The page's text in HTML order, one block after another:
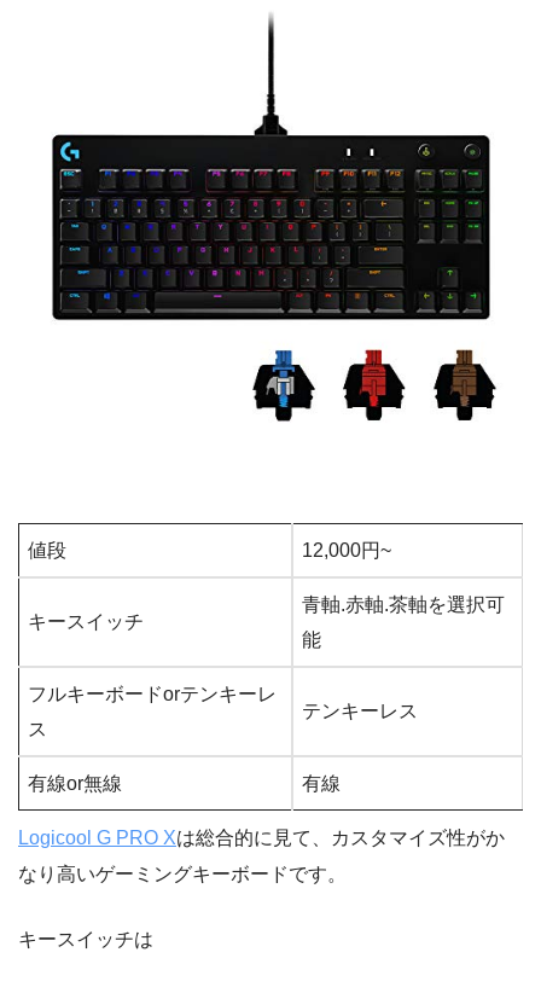
値段 12,000円~
キースイッチ
青軸.赤軸.茶軸を選択可
能
フルキーボードorテンキーレ
ス
テンキーレス
有線or無線 有線
Logicool G PRO Xは総合的に見て、カスタマイズ性がか
なり高いゲーミングキーボードです。
キースイッチは